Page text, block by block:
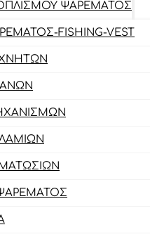
ΨΑΡΈΜΑΤΟΣ
FISHING-VEST